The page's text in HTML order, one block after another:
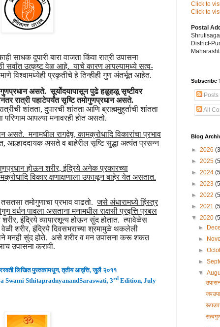
साधक दुपारी बारा वाजता किंवा रात्री उपासना
सर्वांत उत्कृष्ट वेळ आहे. याचे कारण आपल्यामध्ये सत्व-
विश्वामध्येही प्रकृतीचे हे तिन्हीही गुण अंतर्भूत आहेत.
असते. सूर्योदयापासून पुढे हळुहळू सृष्टीवर
रात्री पहाटेपर्यंत सृष्टि तमोगुणप्रधान असते.
शांतता, दुपारची शांतता आणि ब्राह्ममुहुर्ताची शांतता
आपल्या मनावरही होत असतो.
मनामधील रागद्वेष, कामक्रोधादि विकारांचा प्रभाव
आल्हाददायक असते व बाहेरील सृष्टि सुद्धा अत्यंत प्रसन्न
होऊन शरीर, इंद्रिये अनेक प्रकारच्या
विकार क्षणाक्षणाला उफाळून बाहेर येत असतात.
तमोगुणाचा प्रभाव वाढतो.जसे अंधारामध्ये हिंस्त्र
वर्धन पावला असताना मनामधील राक्षसी प्रवृत्ति प्रबल
इंद्रिये व्यापारशून्य होऊन सुंद होतात. त्यावेळेस
वेळी शरीर, इंद्रिये दिवसभराच्या श्रमामुळे थकलेली
मनही सुंद होते. असे शरीर व मन उपासना करू शकत
उपासना करावी.
लिखित पुस्तकामधून,तृतीयआवृत्ति, जुलै २०११
Swami SthitapradnyanandSaraswati, 3rd Edition, July
Click to
Click to
Postal
District-
Subscribe
Posts
All
Blog
► 2026
► 2025
► 2024
► 2023
► 2022
► 2021
▼ 2020
►
►
►
►
▼